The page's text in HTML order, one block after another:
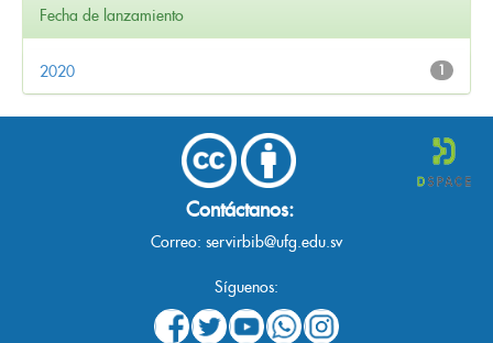
Fecha de lanzamiento
1
2020
Contáctanos:
Correo: servirbib@ufg.edu.sv
Síguenos: